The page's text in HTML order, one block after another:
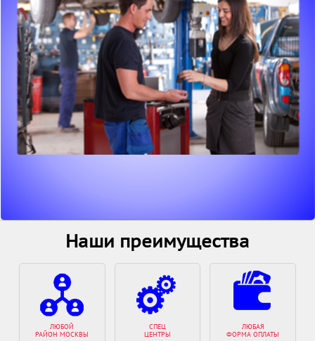
Наши преимущества
ЛЮБОЙ
РАЙОН МОСКВЫ
СПЕЦ
ЦЕНТРЫ
ЛЮБАЯ
ФОРМА ОПЛАТЫ